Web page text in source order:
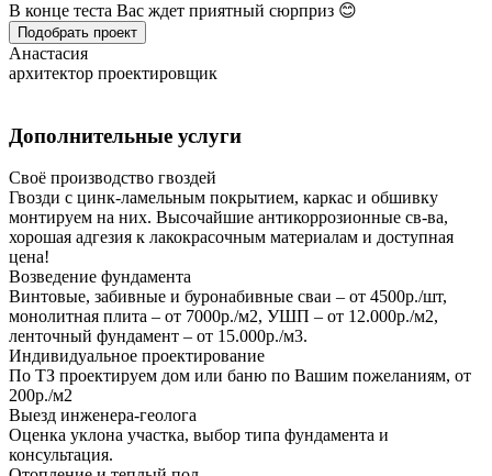
В конце теста Вас ждет приятный сюрприз 😊
Подобрать проект
Анастасия
архитектор проектировщик
Дополнительные услуги
Своё производство гвоздей
Гвозди с цинк-ламельным покрытием, каркас и обшивку
монтируем на них. Высочайшие антикоррозионные св-ва,
хорошая адгезия к лакокрасочным материалам и доступная
цена!
Возведение фундамента
Винтовые, забивные и буронабивные сваи – от 4500р./шт,
монолитная плита – от 7000р./м2, УШП – от 12.000р./м2,
ленточный фундамент – от 15.000р./м3.
Индивидуальное проектирование
По ТЗ проектируем дом или баню по Вашим пожеланиям, от
200р./м2
Выезд инженера-геолога
Оценка уклона участка, выбор типа фундамента и
консультация.